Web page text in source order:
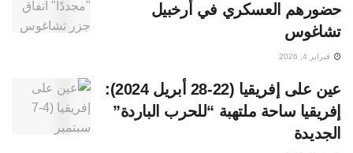
حضورهم العسكري في أرخبيل
تشاغوس
فبراير 4, 2026
عين على إفريقيا (22-28 أبريل 2024):
إفريقيا ساحة ملتهبة “للحرب الباردة”
الجديدة